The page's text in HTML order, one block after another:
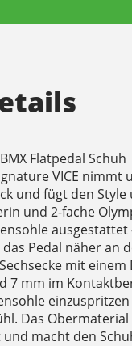
Flatpedal Schuh
VICE
und fügt den
und 2-fache
Pedal näher an
mit
7 mm im
Das
macht den